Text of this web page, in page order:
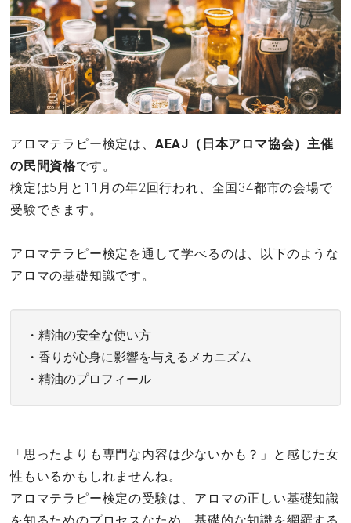
アロマテラピー検定は、 AEAJ（日本アロマ協会）主催
の民間資格です。
検定は5月と11月の年2回行われ、全国34都市の会場で
受験できます。
アロマテラピー検定を通して学べるのは、以下のような
アロマの基礎知識です。
・精油の安全な使い方
・香りが心身に影響を与えるメカニズム
・精油のプロフィール
「思ったよりも専門な内容は少ないかも？」と感じた女
性もいるかもしれませんね。
アロマテラピー検定の受験は、アロマの正しい基礎知識